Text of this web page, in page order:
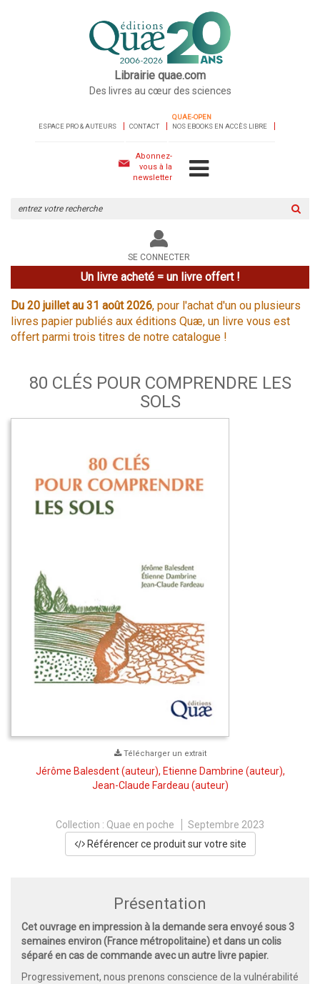
Librairie quae.com
Des livres au cœur des sciences
ESPACE PRO & AUTEURS CONTACT
QUAE-OPEN
NOS EBOOKS EN ACCÈS LIBRE
Abonnez-
vous à la
newsletter
le
site
SE CONNECTER
Un livre acheté = un livre offert !
Du 20 juillet au 31 août 2026, pour l'achat d'un ou plusieurs
livres papier publiés aux éditions Quæ, un livre vous est
offert parmi trois titres de notre catalogue !
80 CLÉS POUR COMPRENDRE LES
SOLS
Télécharger un extrait
Jérôme Balesdent(auteur), Etienne Dambrine (auteur),
Jean-Claude Fardeau (auteur)
Collection : Quae en poche
Septembre 2023
Référencer ce produit sur votre site
Présentation
Cet ouvrage en impression à la demande sera envoyé sous 3
semaines environ (France métropolitaine) et dans un colis
séparé en cas de commande avec un autre livre papier.
Progressivement, nous prenons conscience de la vulnérabilité